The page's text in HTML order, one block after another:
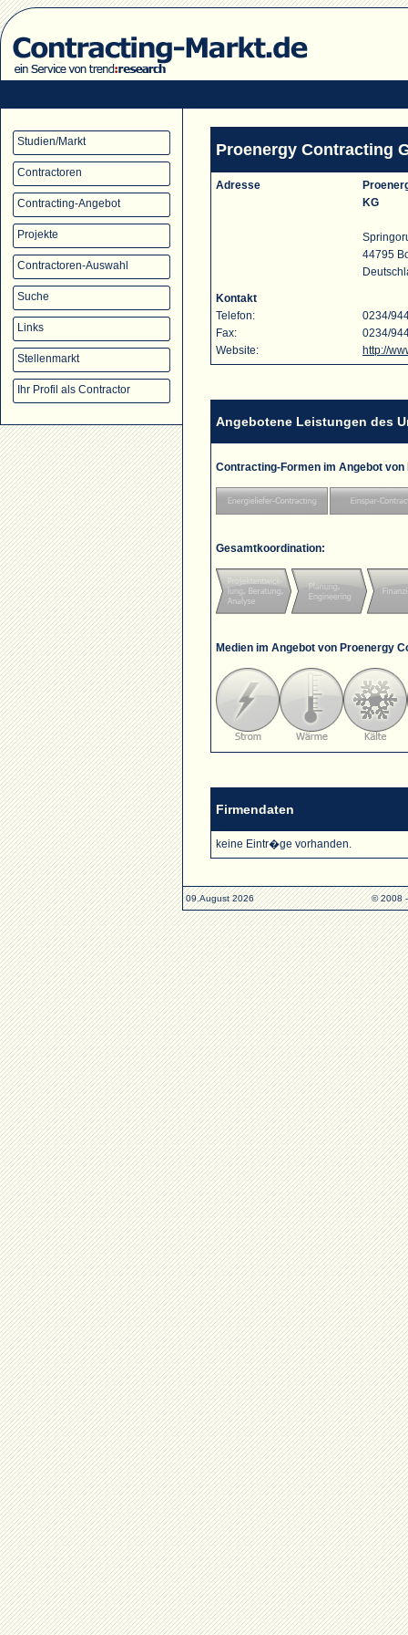
Studien/Markt
Contractoren
Contracting-Angebot
Projekte
Contractoren-Auswahl
Suche
Links
Stellenmarkt
Ihr Profil als Contractor
Proenergy Contracting
Adresse
KG
44795
Kontakt
Telefon:
Fax:
Website:
0234/
0234/
http://
Angebotene Leistungen des
Contracting-Formen im Angebot
Gesamtkoordination:
Medien im Angebot von Proenergy
Firmendaten
keine Eintr�ge vorhanden.
09.August 2026 © 2008